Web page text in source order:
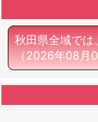
秋田県全域では
（2026年08月